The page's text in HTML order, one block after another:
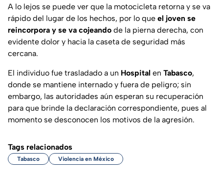
A lo lejos se puede ver que la motocicleta retorna y se va
rápido del lugar de los hechos, por lo que el joven se
reincorpora y se va cojeando de la pierna derecha, con
evidente dolor y hacia la caseta de seguridad más
cercana.
El individuo fue trasladado a un Hospital en Tabasco,
donde se mantiene internado y fuera de peligro; sin
embargo, las autoridades aún esperan su recuperación
para que brinde la declaración correspondiente, pues al
momento se desconocen los motivos de la agresión.
Tags relacionados
Tabasco Violencia en México